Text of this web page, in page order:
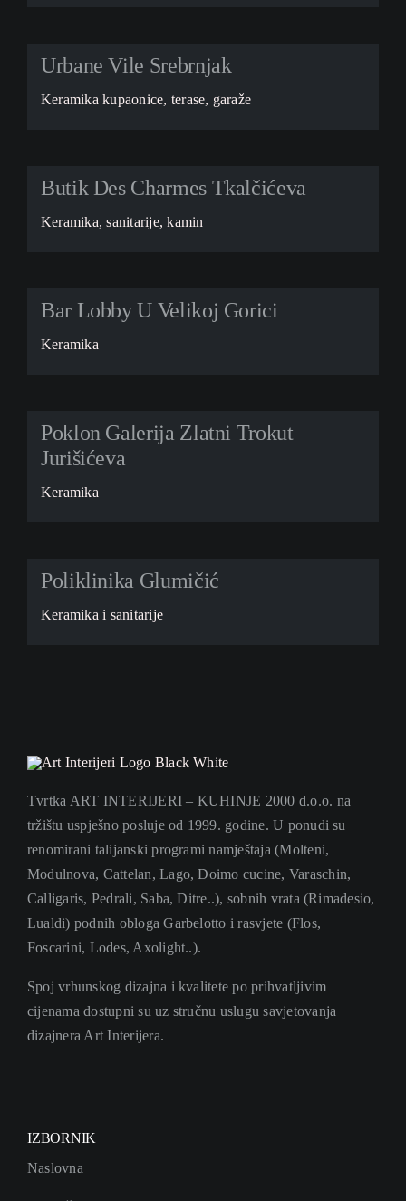
Urbane Vile Srebrnjak
Keramika kupaonice, terase, garaže
Butik Des Charmes Tkalčićeva
Keramika, sanitarije, kamin
Bar Lobby U Velikoj Gorici
Keramika
Poklon Galerija Zlatni Trokut
Jurišićeva
Keramika
Poliklinika Glumičić
Keramika i sanitarije
Tvrtka ART INTERIJERI – KUHINJE 2000 d.o.o. na
tržištu uspješno posluje od 1999. godine. U ponudi su
renomirani talijanski programi namještaja (Molteni,
Modulnova, Cattelan, Lago, Doimo cucine, Varaschin,
Calligaris, Pedrali, Saba, Ditre..), sobnih vrata (Rimadesio,
Lualdi) podnih obloga Garbelotto i rasvjete (Flos,
Foscarini, Lodes, Axolight..).
Spoj vrhunskog dizajna i kvalitete po prihvatljivim
cijenama dostupni su uz stručnu uslugu savjetovanja
dizajnera Art Interijera.
IZBORNIK
Naslovna